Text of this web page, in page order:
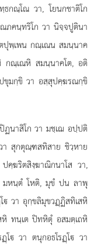
กณฺโณ วา, โยนกชาติโก
ภคนฺทริโก วา นิจฺจปูตินา
ปุพฺเพน กณฺเณน สมนฺนาค
กณฺเณหิ สมนฺนาคโต, อติ
มกฺขิ วา อสฺสุปคฺฆรณกฺขิ
ฏนาสิโก วา มชฺเฌ อปฺปติ
า สุกตุณฺฑสทิสาย ชิวฺหาย
คฺฆริตสิงฺฆาณิกนาโส วา,
มหนฺตํ โหติ, มุขํ ปน ลาพุ
วา อุกฺขลิมุขวฏฺฏิสทิเสหิ
หิ ทนฺเต ปิทหิตุํ อสมตฺเถหิ
โ วา ตนุกอธโรฏฺโ วา